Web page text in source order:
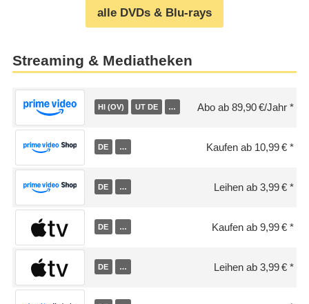
alle DVDs & Blu-rays
Streaming & Mediatheken
HI (OV) UT DE … Abo ab 89,90 €/Jahr
DE … Kaufen ab 10,99 €
DE … Leihen ab 3,99 €
DE … Kaufen ab 9,99 €
DE … Leihen ab 3,99 €